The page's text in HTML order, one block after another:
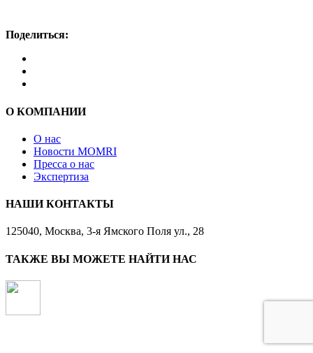
Поделиться:
О КОМПАНИИ
О нас
Новости MOMRI
Пресса о нас
Экспертиза
НАШИ КОНТАКТЫ
125040, Москва, 3-я Ямского Поля ул., 28
ТАКЖЕ ВЫ МОЖЕТЕ НАЙТИ НАС